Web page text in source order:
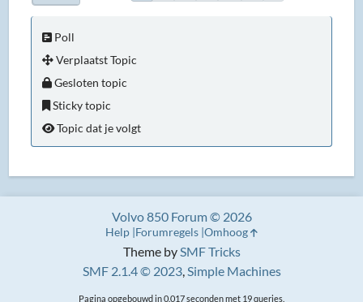
Poll
Verplaatst Topic
Gesloten topic
Sticky topic
Topic dat je volgt
Theme bySMF Tricks
SMF 2.1.4 © 2023,Simple Machines
Volvo 850 Forum © 2026
Help Forumregels Omhoog
Pagina opgebouwd in 0.017 seconden met 19 queries.